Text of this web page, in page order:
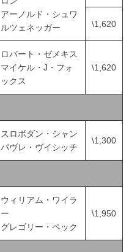
アーノルド・シュワ
ルツェネッガー
\1,620
ロバート・ゼメキス
マイケル・J・フォ
ックス
\1,620
スロボダン・シャン
パヴレ・ヴイシッチ
\1,300
ウィリアム・ワイラ
ー
グレゴリー・ペック
\1,950